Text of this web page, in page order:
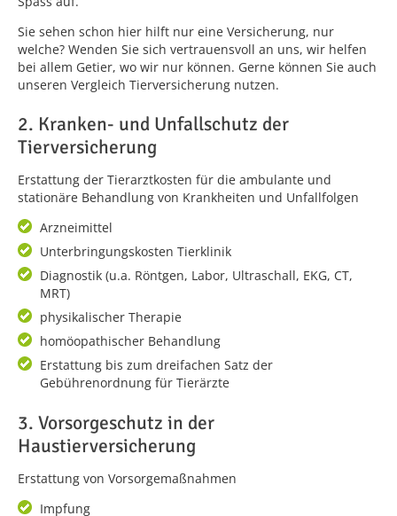
Sie sehen schon hier hilft nur eine Versicherung, nur
welche? Wenden Sie sich vertrauensvoll an uns, wir helfen
bei allem Getier, wo wir nur können. Gerne können Sie auch
unseren Vergleich Tierversicherung nutzen.
2. Kranken- und Unfallschutz der
Tierversicherung
Erstattung der Tierarztkosten für die ambulante und
stationäre Behandlung von Krankheiten und Unfallfolgen
Arzneimittel
Unterbringungskosten Tierklinik
Diagnostik (u.a. Röntgen, Labor, Ultraschall, EKG, CT,
MRT)
physikalischer Therapie
homöopathischer Behandlung
Erstattung bis zum dreifachen Satz der
Gebührenordnung für Tierärzte
3. Vorsorgeschutz in der
Haustierversicherung
Erstattung von Vorsorgemaßnahmen
Impfung